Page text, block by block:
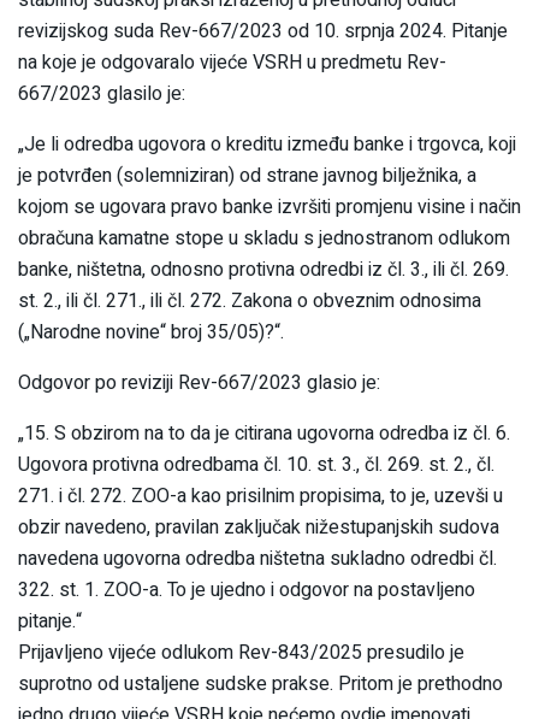
revizijskog suda Rev-667/2023 od 10. srpnja 2024. Pitanje
na koje je odgovaralo vijeće VSRH u predmetu Rev-
667/2023 glasilo je:
„Je li odredba ugovora o kreditu između banke i trgovca, koji
je potvrđen (solemniziran) od strane javnog bilježnika, a
kojom se ugovara pravo banke izvršiti promjenu visine i način
obračuna kamatne stope u skladu s jednostranom odlukom
banke, ništetna, odnosno protivna odredbi iz čl. 3., ili čl. 269.
st. 2., ili čl. 271., ili čl. 272. Zakona o obveznim odnosima
(„Narodne novine“ broj 35/05)?“.
Odgovor po reviziji Rev-667/2023 glasio je:
„15. S obzirom na to da je citirana ugovorna odredba iz čl. 6.
Ugovora protivna odredbama čl. 10. st. 3., čl. 269. st. 2., čl.
271. i čl. 272. ZOO-a kao prisilnim propisima, to je, uzevši u
obzir navedeno, pravilan zaključak nižestupanjskih sudova
navedena ugovorna odredba ništetna sukladno odredbi čl.
322. st. 1. ZOO-a. To je ujedno i odgovor na postavljeno
pitanje.“
Prijavljeno vijeće odlukom Rev-843/2025 presudilo je
suprotno od ustaljene sudske prakse. Pritom je prethodno